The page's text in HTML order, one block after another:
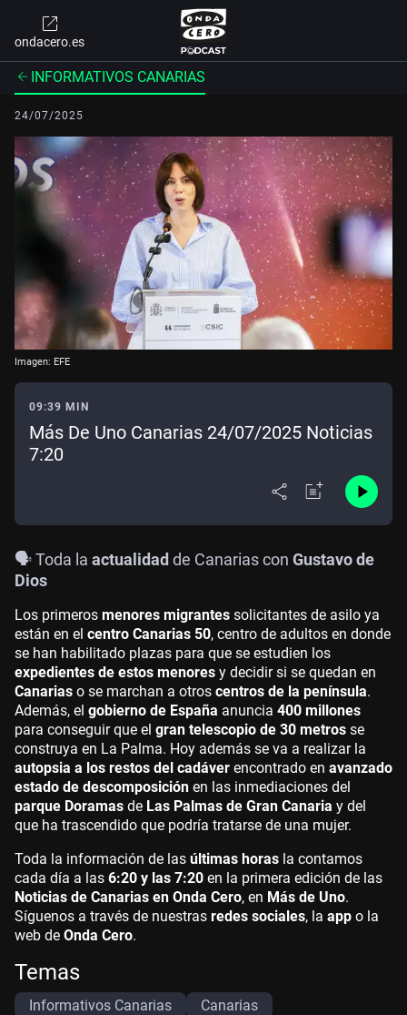
ondacero.es
INFORMATIVOS CANARIAS
24/07/2025
Imagen: EFE
09:39 MIN
Más De Uno Canarias 24/07/2025 Noticias
7:20
🗣️ Toda la actualidad de Canarias con Gustavo de
Dios
Los primeros menores migrantes solicitantes de asilo ya
están en el centro Canarias 50, centro de adultos en donde
se han habilitado plazas para que se estudien los
expedientes de estos menores y decidir si se quedan en
Canarias o se marchan a otros centros de la península.
Además, el gobierno de España anuncia 400 millones
para conseguir que el gran telescopio de 30 metros se
construya en La Palma. Hoy además se va a realizar la
autopsia a los restos del cadáver encontrado en avanzado
estado de descomposición en las inmediaciones del
parque Doramas de Las Palmas de Gran Canaria y del
que ha trascendido que podría tratarse de una mujer.
Toda la información de las últimas horas la contamos
cada día a las 6:20 y las 7:20 en la primera edición de las
Noticias de Canarias en Onda Cero, en Más de Uno.
Síguenos a través de nuestras redes sociales, la app o la
web de Onda Cero.
Temas
Informativos Canarias Canarias